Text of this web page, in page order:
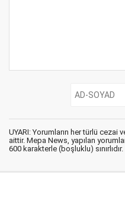
UYARI: Yorumların her türlü
aittir. Mepa News, yapılan
600 karakterle (boşluklu) sınırlıdır.